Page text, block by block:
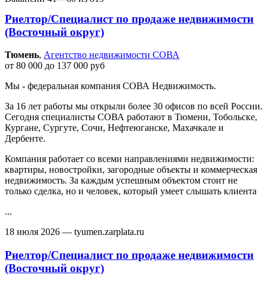
Риелтор/Специалист по продаже недвижимости
(Восточный округ)
Тюмень‎, Агентство недвижимости СОВА
от 80 000 до 137 000 руб
Мы - федеральная компания СОВА Недвижимость.
За 16 лет работы мы открыли более 30 офисов по всей России.
Сегодня специалисты СОВА работают в Тюмени, Тобольске,
Кургане, Сургуте, Сочи, Нефтеюганске, Махачкале и
Дербенте.
Компания работает со всеми направлениями недвижимости:
квартиры, новостройки, загородные объекты и коммерческая
недвижимость. За каждым успешным объектом стоит не
только сделка, но и человек, который умеет слышать клиента
...
18 июля 2026 — tyumen.zarplata.ru
Риелтор/Специалист по продаже недвижимости
(Восточный округ)